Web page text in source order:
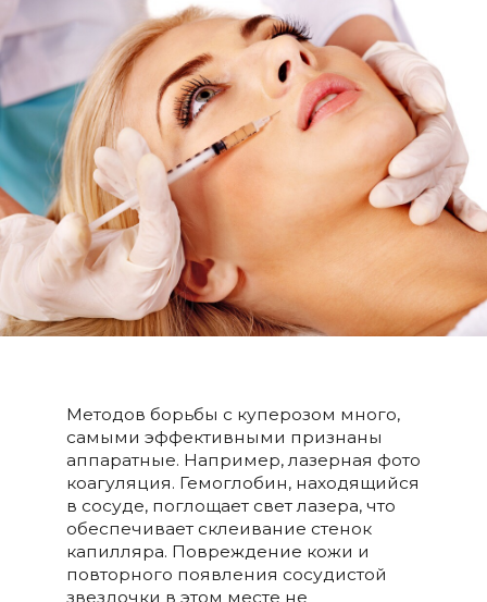
Методов борьбы с куперозом много,
самыми эффективными признаны
аппаратные. Например, лазерная фото
коагуляция. Гемоглобин, находящийся
в сосуде, поглощает свет лазера, что
обеспечивает склеивание стенок
капилляра. Повреждение кожи и
повторного появления сосудистой
звездочки в этом месте не